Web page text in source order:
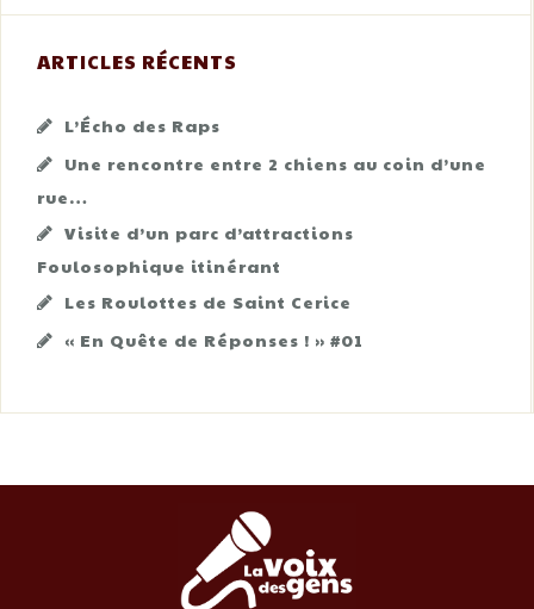
ARTICLES RÉCENTS
L’Écho des Raps
Une rencontre entre 2 chiens au coin d’une
rue…
Visite d’un parc d’attractions
Foulosophique itinérant
Les Roulottes de Saint Cerice
« En Quête de Réponses ! » #01